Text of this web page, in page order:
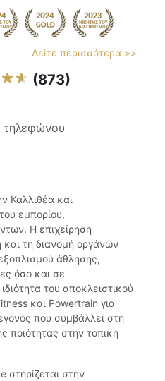
Δείτε περισσότερα >>
(873)
τηλεφώνου
Καλλιθέα και
εμπορίου,
Η επιχείρηση
και τη διανομή οργάνων
άθλησης,
όσο και σε
του αποκλειστικού
και Powertrain για
που συμβάλλει στη
ποιότητας στην τοπική
στηρίζεται στην